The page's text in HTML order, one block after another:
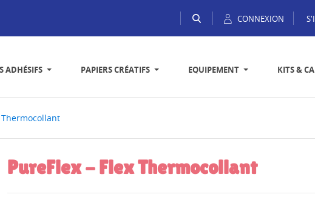
CONNEXION
ADHÉSIFS PAPIERS CRÉATIFS EQUIPEMENT KITS &
Thermocollant
PureFlex - Flex Thermocollant